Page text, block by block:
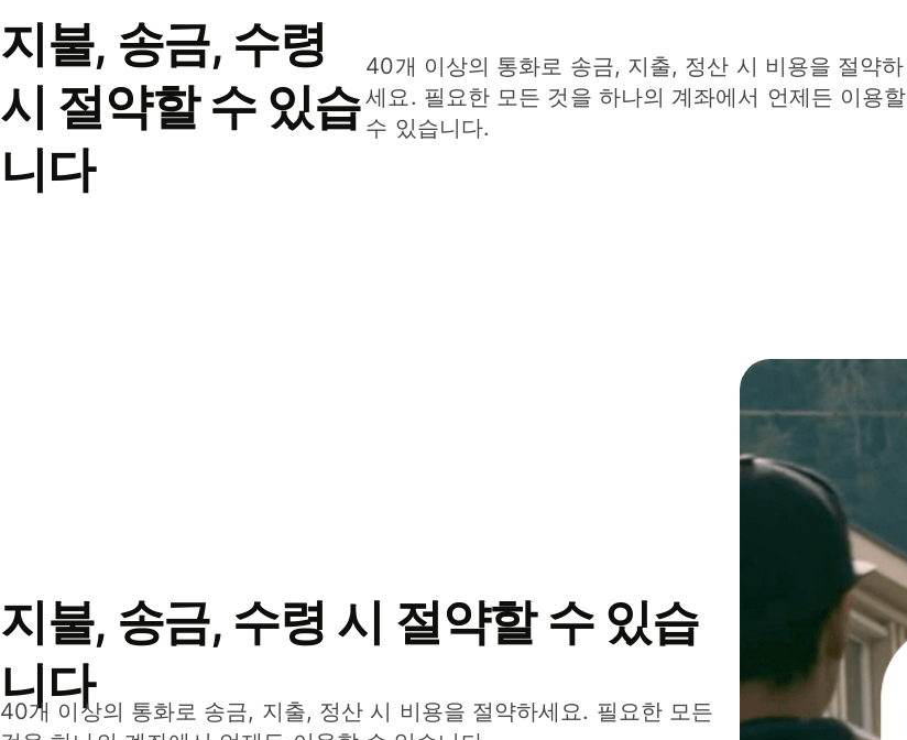
지불, 송금, 수령
시 절약할 수 있습
니다
40개 이상의 통화로 송금, 지출, 정산 시 비용을 절약하
세요. 필요한 모든 것을 하나의 계좌에서 언제든 이용할
수 있습니다.
지불, 송금, 수령 시 절약할 수 있습
니다
40개 이상의 통화로 송금, 지출, 정산 시 비용을 절약하세요. 필요한 모든